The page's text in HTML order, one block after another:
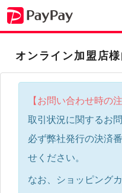
オンライン加盟店
【お問い合わせ時の
取引状況に関するお
必ず弊社発行の決済
せください。
なお、ショッピング